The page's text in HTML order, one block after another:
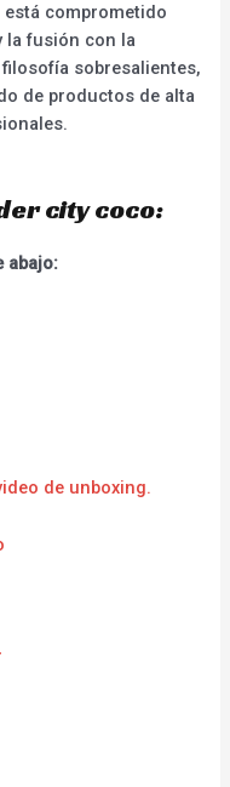
comprometido
la fusión con la
sobresalientes,
de productos de alta
city coco:
abajo:
de unboxing.